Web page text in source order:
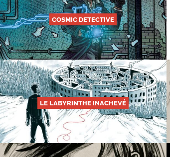
COSMIC DETECTIVE
LE LABYRINTHE INACHEVÉ